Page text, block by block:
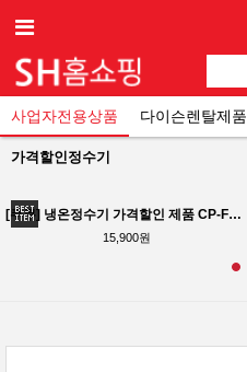
사업자전용상품 다이슨렌탈제품
가격할인정수기
[쿠쿠] 냉온정수기 가격할인 제품 CP-F603HW 테스크형 사무실 가정용 공장 72개월동안 점검 및 필터교체
15,900원